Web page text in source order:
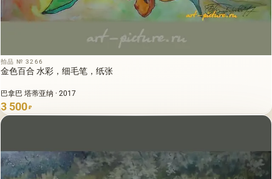
拍品 № 3266
金色百合 水彩，细毛笔，纸张
巴拿巴 塔蒂亚纳 · 2017
3 500 ₽